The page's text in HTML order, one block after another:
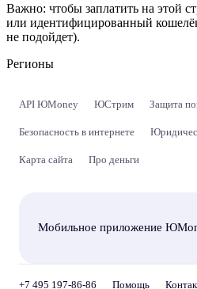
Важно: чтобы заплатить на этой
или идентифицированный
не подойдет).
Регионы
API ЮMoney ЮСтрим Защита
Безопасность в интернете
Карта сайта Про деньги
Мобильное приложение
+7 495 197-86-86 Помощь